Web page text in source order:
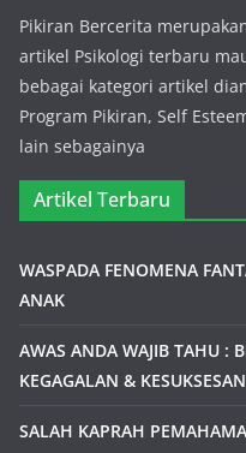
Pikiran Bercerita
artikel Psikologi terbaru
bebagai kategori artikel
Program Pikiran, Self
lain sebagainya
Artikel Terbaru
WASPADA FENOMENA
ANAK
AWAS ANDA WAJIB TAHU :
KEGAGALAN &
SALAH KAPRAH